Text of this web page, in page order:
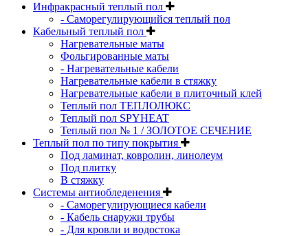
Инфракрасный теплый пол
- Саморегулирующийся теплый пол
Кабельный теплый пол
Нагревательные маты
Фольгированные маты
- Нагревательные кабели
Нагревательные кабели в стяжку
Нагревательные кабели в плиточный клей
Теплый пол ТЕПЛОЛЮКС
Теплый пол SPYHEAT
Теплый пол № 1 / ЗОЛОТОЕ СЕЧЕНИЕ
Теплый пол по типу покрытия
Под ламинат, ковролин, линолеум
Под плитку
В стяжку
Системы антиобледенения
- Саморегулирующиеся кабели
- Кабель снаружи трубы
- Для кровли и водостока